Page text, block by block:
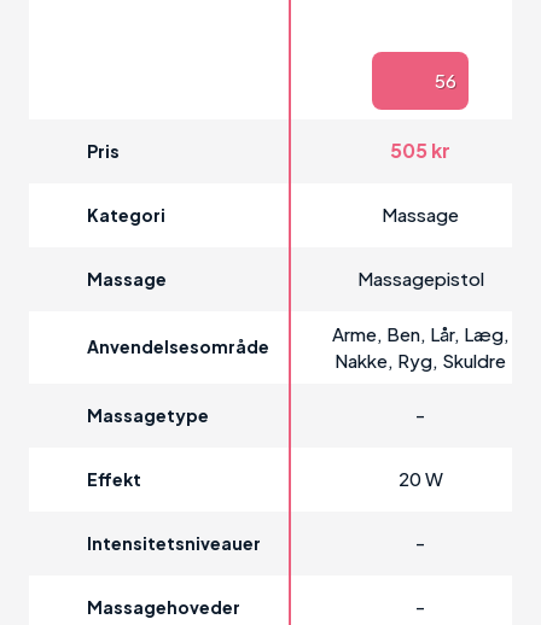
56
Pris 505 kr
Kategori Massage
Massage Massagepistol
Anvendelsesområde
Arme, Ben, Lår, Læg,
Nakke, Ryg, Skuldre
Massagetype -
Effekt 20 W
Intensitetsniveauer -
Massagehoveder -